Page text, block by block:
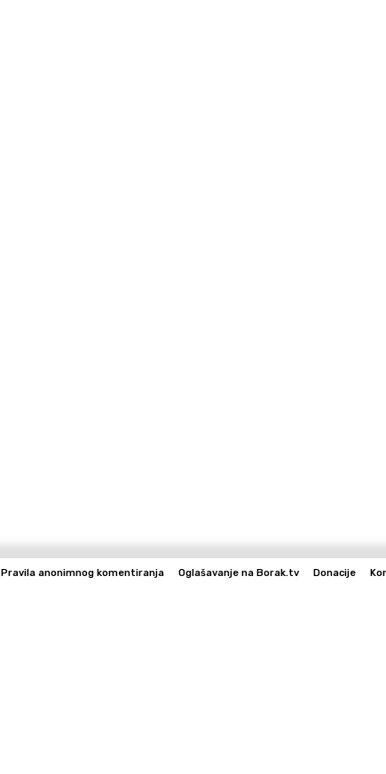
Pravila anonimnog komentiranja Oglašavanje na Borak.tv Donacije